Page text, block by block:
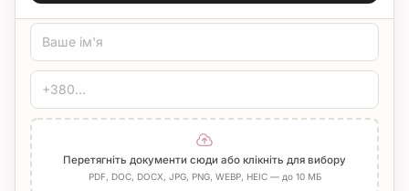
Перетягніть документи сюди або клікніть для вибору
PDF, DOC, DOCX, JPG, PNG, WEBP, HEIC — до 10 МБ